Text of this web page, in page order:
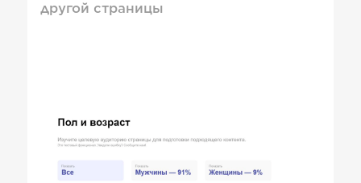
другой страницы